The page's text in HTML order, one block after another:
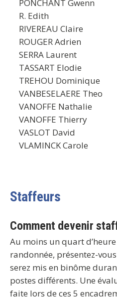
PONCHANT Gwenn
R. Edith
RIVEREAU Claire
ROUGER Adrien
SERRA Laurent
TASSART Elodie
TREHOU Dominique
VANBESELAERE Theo
VANOFFE Nathalie
VANOFFE Thierry
VASLOT David
VLAMINCK Carole
Staffeurs
Comment devenir
Au moins un quart
randonnée, présentez-
serez mis en binôme
postes différents. Une
faite lors de ces 5